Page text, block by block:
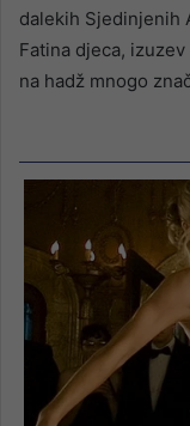
dalekih Sjedinjenih
Fatina djeca,
na hadž mnogo